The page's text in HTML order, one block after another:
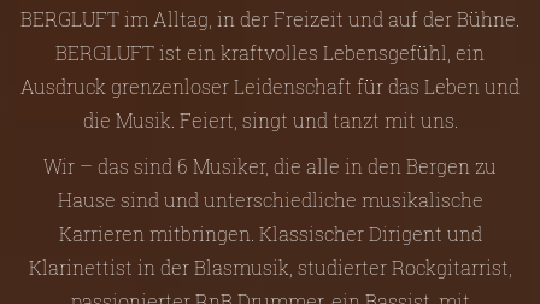
BERGLUFT im Alltag, in der Freizeit und auf der Bühne.
BERGLUFT ist ein kraftvolles Lebensgefühl, ein
Ausdruck grenzenloser Leidenschaft für das Leben und
die Musik. Feiert, singt und tanzt mit uns.
Wir – das sind 6 Musiker, die alle in den Bergen zu
Hause sind und unterschiedliche musikalische
Karrieren mitbringen. Klassischer Dirigent und
Klarinettist in der Blasmusik, studierter Rockgitarrist,